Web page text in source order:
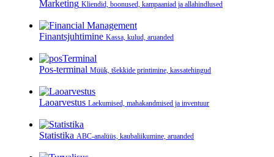
Marketing Kliendid, boonused, kampaaniad ja allahindlused
Finantsjuhtimine Kassa, kulud, aruanded
Pos-terminal Müük, tšekkide printimine, kassatehingud
Laoarvestus Laekumised, mahakandmised ja inventuur
Statistika ABC-analüüs, kaubaliikumine, aruanded